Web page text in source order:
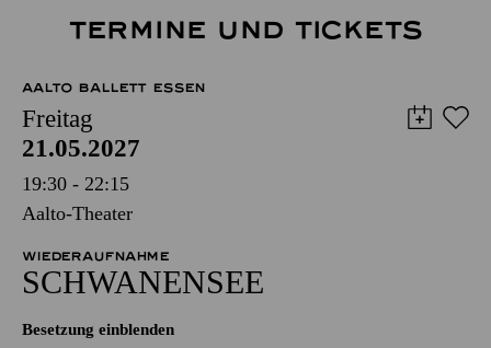
TERMINE UND TICKETS
AALTO BALLETT ESSEN
Freitag
21.05.2027
19:30 - 22:15
Aalto-Theater
WIEDERAUFNAHME
SCHWANEN­SEE
Besetzung einblenden